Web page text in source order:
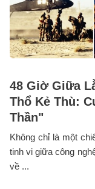
48 Giờ Giữa
Thổ Kẻ Thù:
Thần"
Không chỉ là một
tinh vi giữa công
về ...